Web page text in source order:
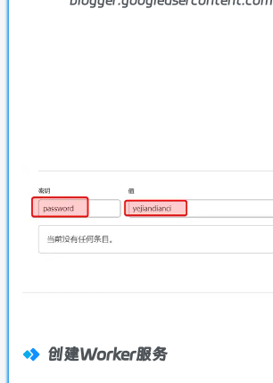
创建Worker服务